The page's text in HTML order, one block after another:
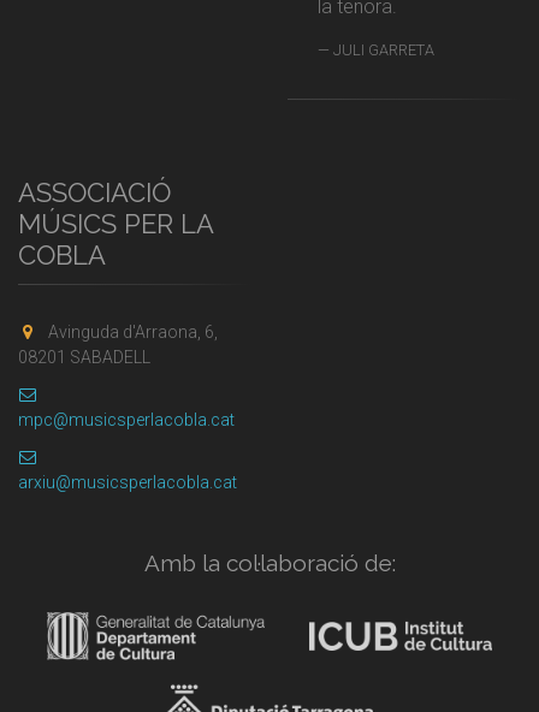
la tenora.
JULI GARRETA
ASSOCIACIÓ
MÚSICS PER LA
COBLA
Avinguda d'Arraona, 6,
08201 SABADELL
mpc@musicsperlacobla.cat
arxiu@musicsperlacobla.cat
Amb la col·laboració de: